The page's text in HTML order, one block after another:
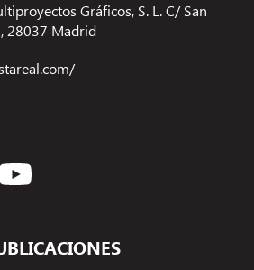
Gráficos, S. L. C/ San
28037 Madrid